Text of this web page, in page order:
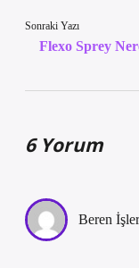
Sonraki Yazı
Flexo Sprey
6 Yorum
Beren İşler